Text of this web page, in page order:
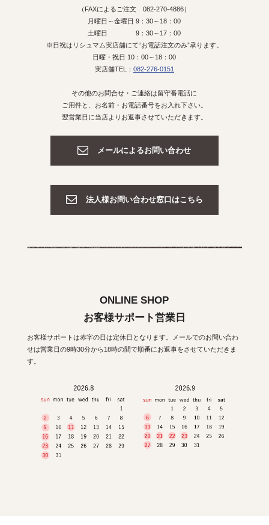
（FAXによるご注文 082-270-4886）
月曜日～金曜日 9：30～18：00
土曜日 9：30～17：00
※日祝はリシュマム実店舗にて“お電話注文のみ”承ります。
日曜・祝日 10：00～18：00
実店舗TEL： 082-276-0151
その他のお問合せ・ご連絡は留守番電話に
ご用件と、お名前・お電話番号をお入れ下さい。
翌営業日に当店よりお返事させていただきます。
メールによるお問い合わせ
法人様お問い合わせ窓口はこちら
ONLINE SHOP
お客様サポート営業日
お客様サポートは赤字の日は定休日となります。メールでのお問い合わ
せは営業日の9時30分から18時の間で順番にお返事をさせていただきま
す。